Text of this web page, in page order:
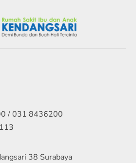
/ 031 8436200
38 Surabaya